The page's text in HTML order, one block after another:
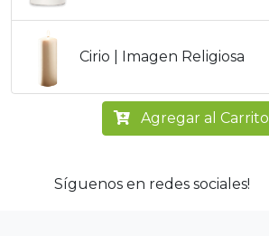
Cirio | Imagen Religiosa
Agregar al Carrito
Síguenos en redes sociales!